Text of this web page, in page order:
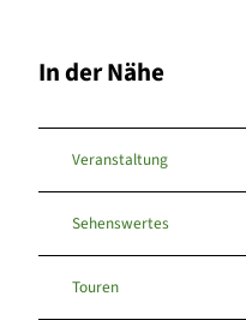
In der Nähe
Veranstaltung
Sehenswertes
Touren